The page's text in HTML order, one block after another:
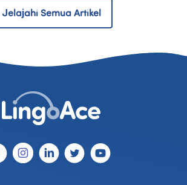
Jelajahi Semua Artikel